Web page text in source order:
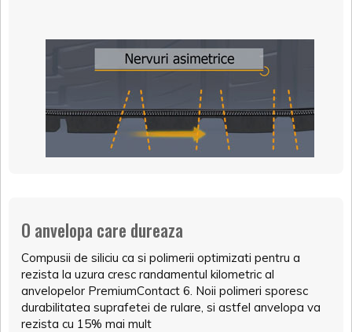
O anvelopa care dureaza
Compusii de siliciu ca si polimerii optimizati pentru a
rezista la uzura cresc randamentul kilometric al
anvelopelor PremiumContact 6. Noii polimeri sporesc
durabilitatea suprafetei de rulare, si astfel anvelopa va
rezista cu 15% mai mult